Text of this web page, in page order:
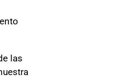
las